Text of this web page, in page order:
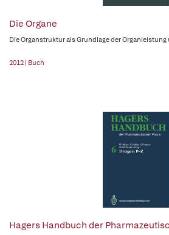
Die Organe
Die Organstruktur als Grundlage der
2012 | Buch
Hagers Handbuch der